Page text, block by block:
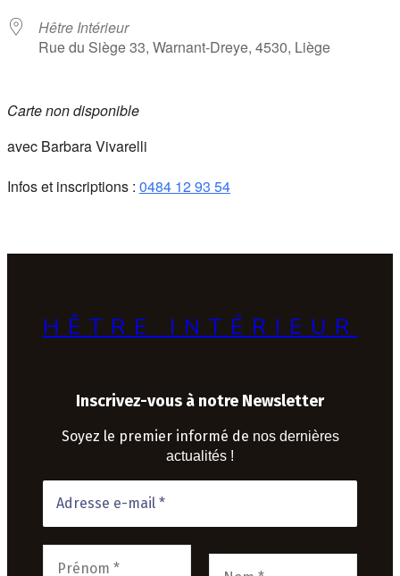
Hêtre Intérieur
Rue du Siège 33, Warnant-Dreye, 4530, Liège
Carte non disponible
avec Barbara Vivarelli
Infos et inscriptions : 0484 12 93 54
HÊTRE INTÉRIEUR
Inscrivez-vous à notre Newsletter
Soyez le premier informé de nos dernières
actualités !